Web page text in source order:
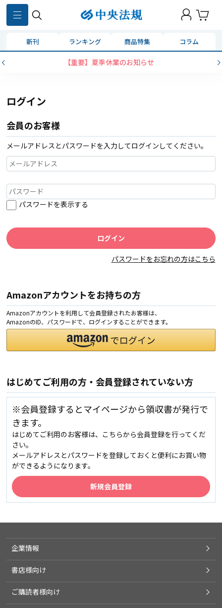
新刊 ランキング 商品特集 コラム
【重要】夏季休業のお知らせ
ログイン
会員のお客様
メールアドレスとパスワードを入力してログインしてください。
パスワードを表示する
パスワードをお忘れの方はこちら
Amazonアカウントをお持ちの方
Amazonアカウントを利用して会員登録されたお客様は、
AmazonのID、パスワードで、ログインすることができます。
はじめてご利用の方・会員登録されていない方
※会員登録するとマイページから領収書が発行で
きます。
はじめてご利用のお客様は、こちらから会員登録を行ってくだ
さい。
メールアドレスとパスワードを登録しておくと便利にお買い物
ができるようになります。
企業情報
書店様向け
ご購読者様向け